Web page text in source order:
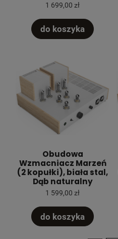
1 699,00 zł
do koszyka
Obudowa
Wzmacniacz Marzeń
(2 kopułki), biała stal,
Dąb naturalny
1 599,00 zł
do koszyka